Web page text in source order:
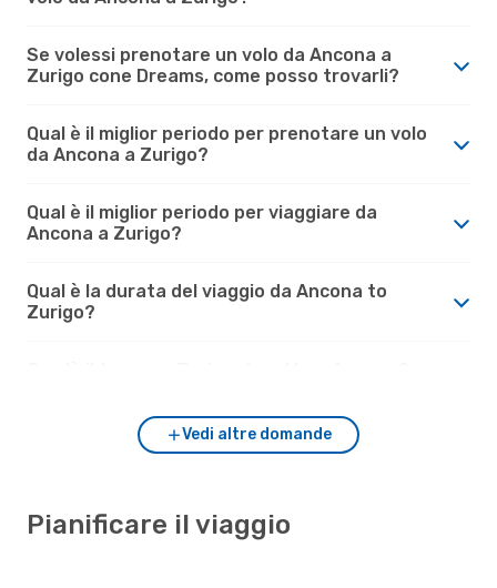
Se volessi prenotare un volo da Ancona a
Zurigo cone Dreams, come posso trovarli?
Qual è il miglior periodo per prenotare un volo
da Ancona a Zurigo?
Qual è il miglior periodo per viaggiare da
Ancona a Zurigo?
Qual è la durata del viaggio da Ancona to
Zurigo?
Vedi altre domande
Pianificare il viaggio